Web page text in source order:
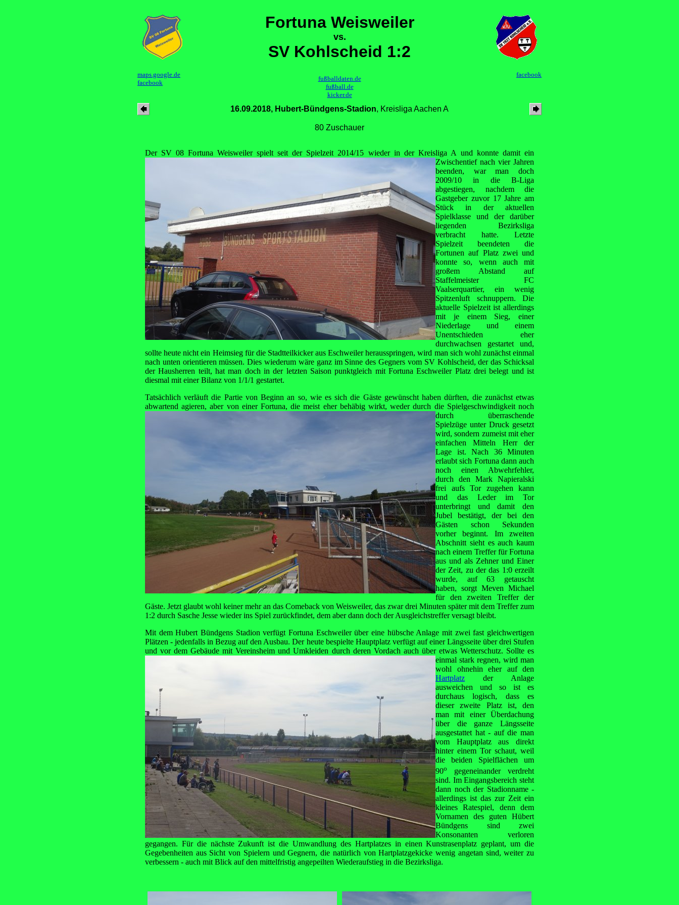
Fortuna Weisweiler
vs.
SV Kohlscheid 1:2
maps.google.de
facebook
fußballdaten.de
fußball.de
kicker.de
facebook
16.09.2018, Hubert-Bündgens-Stadion, Kreisliga Aachen A
80 Zuschauer
Der SV 08 Fortuna Weisweiler spielt seit der Spielzeit 2014/15 wieder in der Kreisliga A und konnte damit ein
Zwischentief nach vier Jahren
beenden, war man doch
2009/10 in die B-Liga
abgestiegen, nachdem die
Gastgeber zuvor 17 Jahre am
Stück in der aktuellen
Spielklasse und der darüber
liegenden Bezirksliga
verbracht hatte. Letzte
Spielzeit beendeten die
Fortunen auf Platz zwei und
konnte so, wenn auch mit
großem Abstand auf
Staffelmeister FC
Vaalserquartier, ein wenig
Spitzenluft schnuppern. Die
aktuelle Spielzeit ist allerdings
mit je einem Sieg, einer
Niederlage und einem
Unentschieden eher
durchwachsen gestartet und,
sollte heute nicht ein Heimsieg für die Stadtteilkicker aus Eschweiler herausspringen, wird man sich wohl zunächst einmal
nach unten orientieren müssen. Dies wiederum wäre ganz im Sinne des Gegners vom SV Kohlscheid, der das Schicksal
der Hausherren teilt, hat man doch in der letzten Saison punktgleich mit Fortuna Eschweiler Platz drei belegt und ist
diesmal mit einer Bilanz von 1/1/1 gestartet.
Tatsächlich verläuft die Partie von Beginn an so, wie es sich die Gäste gewünscht haben dürften, die zunächst etwas
abwartend agieren, aber von einer Fortuna, die meist eher behäbig wirkt, weder durch die Spielgeschwindigkeit noch
durch überraschende
Spielzüge unter Druck gesetzt
wird, sondern zumeist mit eher
einfachen Mitteln Herr der
Lage ist. Nach 36 Minuten
erlaubt sich Fortuna dann auch
noch einen Abwehrfehler,
durch den Mark Napieralski
frei aufs Tor zugehen kann
und das Leder im Tor
unterbringt und damit den
Jubel bestätigt, der bei den
Gästen schon Sekunden
vorher beginnt. Im zweiten
Abschnitt sieht es auch kaum
nach einem Treffer für Fortuna
aus und als Zehner und Einer
der Zeit, zu der das 1:0 erzeilt
wurde, auf 63 getauscht
haben, sorgt Meven Michael
für den zweiten Treffer der
Gäste. Jetzt glaubt wohl keiner mehr an das Comeback von Weisweiler, das zwar drei Minuten später mit dem Treffer zum
1:2 durch Sasche Jesse wieder ins Spiel zurückfindet, dem aber dann doch der Ausgleichstreffer versagt bleibt.
Mit dem Hubert Bündgens Stadion verfügt Fortuna Eschweiler über eine hübsche Anlage mit zwei fast gleichwertigen
Plätzen - jedenfalls in Bezug auf den Ausbau. Der heute bespielte Hauptplatz verfügt auf einer Längsseite über drei Stufen
und vor dem Gebäude mit Vereinsheim und Umkleiden durch deren Vordach auch über etwas Wetterschutz. Sollte es
einmal stark regnen, wird man
wohl ohnehin eher auf den
Hartplatz der Anlage
ausweichen und so ist es
durchaus logisch, dass es
dieser zweite Platz ist, den
man mit einer Überdachung
über die ganze Längsseite
ausgestattet hat - auf die man
vom Hauptplatz aus direkt
hinter einem Tor schaut, weil
die beiden Spielflächen um
90o
gegeneinander verdreht
sind. Im Eingangsbereich steht
dann noch der Stadionname -
allerdings ist das zur Zeit ein
kleines Ratespiel, denn dem
Vornamen des guten Hübert
Bündgens sind zwei
Konsonanten verloren
gegangen. Für die nächste Zukunft ist die Umwandlung des Hartplatzes in einen Kunstrasenplatz geplant, um die
Gegebenheiten aus Sicht von Spielern und Gegnern, die natürlich von Hartplatzgekicke wenig angetan sind, weiter zu
verbessern - auch mit Blick auf den mittelfristig angepeilten Wiederaufstieg in die Bezirksliga.